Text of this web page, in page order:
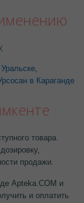
в Караганде
товара.
продажи.
Apteka.COM и
и оплатить